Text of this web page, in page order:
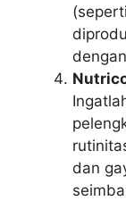
dan